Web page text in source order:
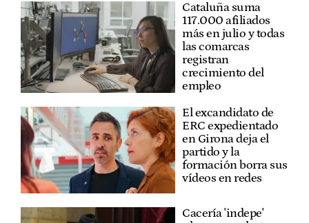
Cataluña suma
117.000 afiliados
más en julio y todas
las comarcas
registran
crecimiento del
empleo
El excandidato de
ERC expedientado
en Girona deja el
partido y la
formación borra sus
vídeos en redes
Cacería 'indepe'